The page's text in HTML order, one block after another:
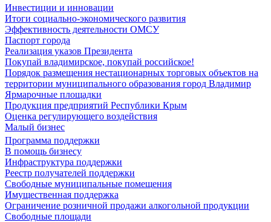
Инвестиции и инновации
Итоги социально-экономического развития
Эффективность деятельности ОМСУ
Паспорт города
Реализация указов Президента
Покупай владимирское, покупай российское!
Порядок размещения нестационарных торговых объектов на
территории муниципального образования город Владимир
Ярмарочные площадки
Продукция предприятий Республики Крым
Оценка регулирующего воздействия
Малый бизнес
Программа поддержки
В помощь бизнесу
Инфраструктура поддержки
Реестр получателей поддержки
Свободные муниципальные помещения
Имущественная поддержка
Ограничение розничной продажи алкогольной продукции
Свободные площади